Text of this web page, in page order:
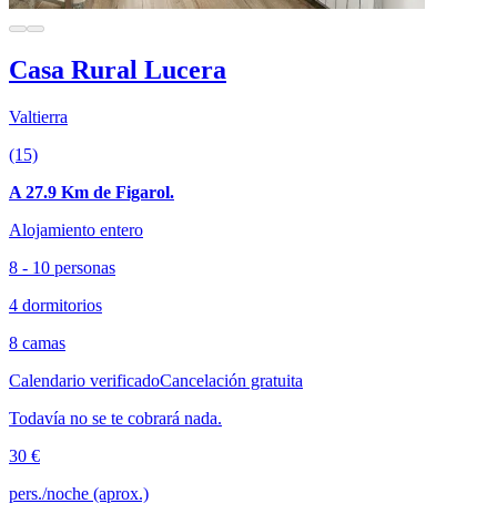
Casa Rural Lucera
Valtierra
(15)
A 27.9 Km de Figarol.
Alojamiento entero
8 - 10 personas
4 dormitorios
8 camas
Calendario verificadoCancelación gratuita
Todavía no se te cobrará nada.
30 €
pers./noche (aprox.)